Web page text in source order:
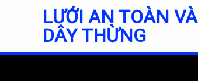
LƯỚI AN TOÀN VÀ
DÂY THỪNG